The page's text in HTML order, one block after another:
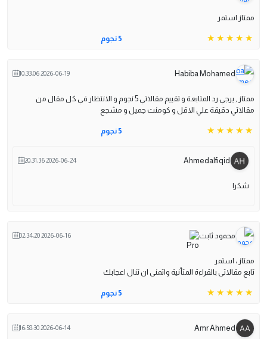
ممتاز استمر
5 نجوم
Habiba Mohamed
2026-06-19 10:33:06
ممتاز , يرجي رد المتابعة و تقييم مقالاتي 5 نجوم و الانتظار في كل مقال من
مقالاتي دقيقة علي الاقل و كومنت جميل و مشجع
5 نجوم
Ahmedalfiqid
2026-06-24 20:31:36
شكرا
محمود ثابت 2026-06-16 02:34:20
ممتاز ، استمر
تابع مقالاتى بالقراءة المتأنية واتمنى ان تنال اعجابك
5 نجوم
Amr Ahmed
2026-06-14 16:58:30